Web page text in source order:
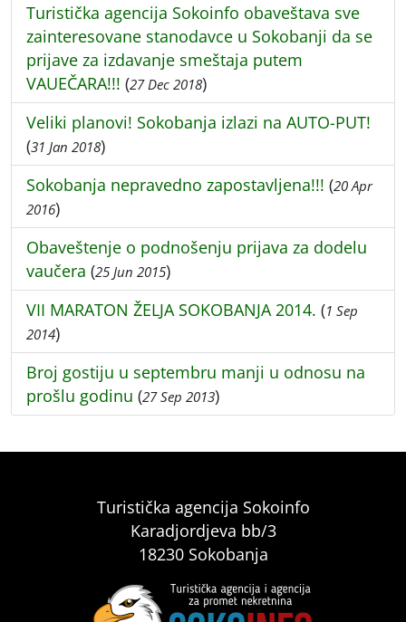
Turistička agencija Sokoinfo obaveštava sve
zainteresovane stanodavce u Sokobanji da se
prijave za izdavanje smeštaja putem
VAUEČARA!!! (27 Dec 2018)
Veliki planovi! Sokobanja izlazi na AUTO-PUT!
(31 Jan 2018)
Sokobanja nepravedno zapostavljena!!! (20 Apr
2016)
Obaveštenje o podnošenju prijava za dodelu
vaučera (25 Jun 2015)
VII MARATON ŽELJA SOKOBANJA 2014. (1 Sep
2014)
Broj gostiju u septembru manji u odnosu na
prošlu godinu (27 Sep 2013)
Turistička agencija Sokoinfo
Karadjordjeva bb/3
18230 Sokobanja